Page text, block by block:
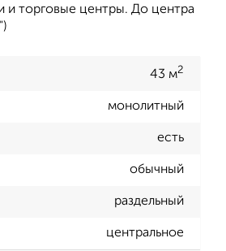
и торговые центры. До центра
43 м2
монолитный
есть
обычный
раздельный
центральное